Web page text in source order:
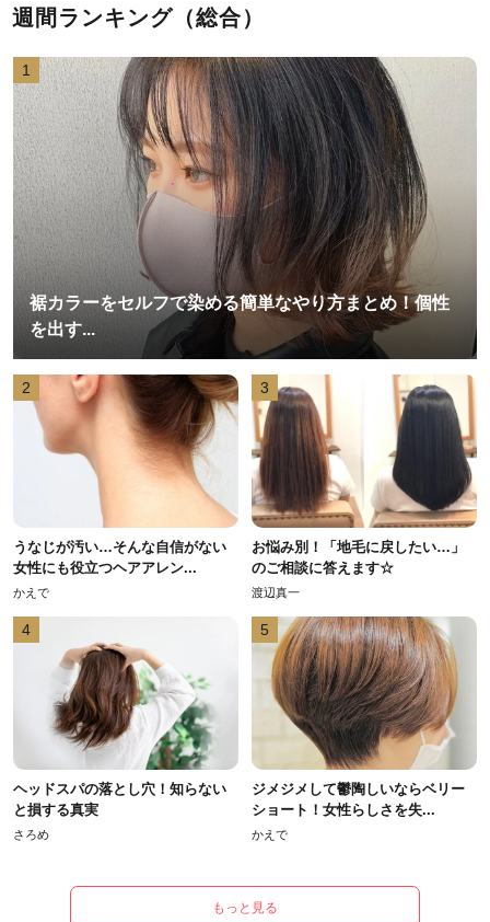
週間ランキング（総合）
1
裾カラーをセルフで染める簡単なやり方まとめ！個性
を出す...
2
うなじが汚い…そんな自信がない
女性にも役立つヘアアレン...
かえで
3
お悩み別！「地毛に戻したい…」
のご相談に答えます☆
渡辺真一
4
ヘッドスパの落とし穴！知らない
と損する真実
さろめ
5
ジメジメして鬱陶しいならベリー
ショート！女性らしさを失...
かえで
もっと見る